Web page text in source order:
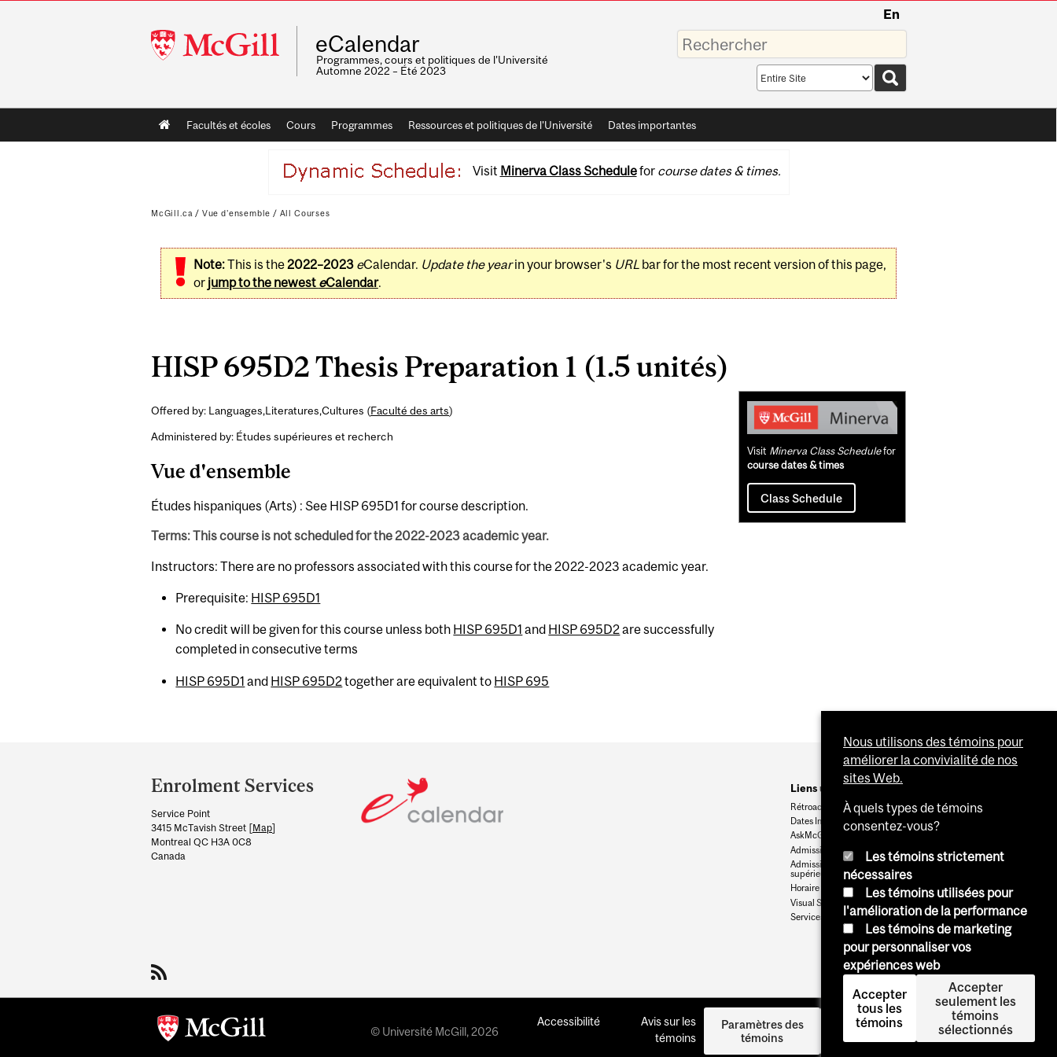
McGill
University
En
eCalendar
Programmes, cours et politiques de l'Université
Automne 2022 – Été 2023
Saisissez
vos
mots-
Search
scope
Main
navigation
Facultés et écoles Cours Programmes Ressources et politiques de l'Université Dates importantes
Visit Minerva Class Schedulefor course dates & times.
McGill.ca / Vue d'ensemble / All Courses
Note:This is the2022–2023 eCalendar. Update the yearin your browser's URLbar for the most recent version of this page,
or jump to the newest eCalendar.
HISP 695D2 Thesis Preparation 1 (1.5 unités)
Offered by: Languages,Literatures,Cultures (Faculté des arts)
Administered by: Études supérieures et recherch
Vue d'ensemble
Études hispaniques (Arts) : See HISP 695D1 for course description.
Terms: This course is not scheduled for the 2022-2023 academic year.
Instructors: There are no professors associated with this course for the 2022-2023 academic year.
Prerequisite: HISP 695D1
No credit will be given for this course unless both HISP 695D1 and HISP 695D2are successfully
completed in consecutive terms
HISP 695D1 and HISP 695D2together are equivalent to HISP 695
Related
Content
Visit Minerva Class Schedulefor
course dates & times
Class Schedule
and
University
Information
Enrolment Services
Service Point
3415 McTavish Street [Map]
Montreal QC H3A 0C8
Canada
Liens utiles
Rétroaction
Dates Importantes
AskMcGill
Admission au premier cycle
Admissions aux cycles
supérieurs et postdoctoraux
Horaire des cours
Visual Schedule Builder
Services aux étudiants
© Université McGill, 2026
Accessibilité
Avis sur les
témoins
Paramètres des
témoins
Se
connecter
Nous utilisons des témoins pour
améliorer la convivialité de nos
sites Web.
À quels types de témoins
consentez-vous?
Les témoins strictement
nécessaires
Les témoins utilisées pour
l'amélioration de la performance
Les témoins de marketing
pour personnaliser vos
expériences web
Accepter
tous les
témoins
Accepter
seulement les
témoins
sélectionnés